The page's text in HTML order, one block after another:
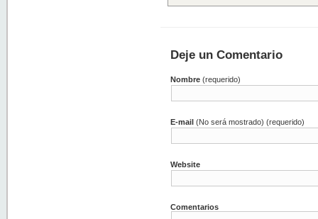
Deje un Comentario
Nombre (requerido)
E-mail (No será mostrado) (requerido)
Website
Comentarios